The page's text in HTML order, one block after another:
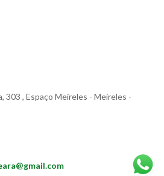
303 , Espaço Meireles - Meireles -